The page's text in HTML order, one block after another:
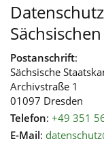
Postanschrift:
Sächsische
Archivstraße 1
01097 Dresden
Telefon: +49 351
E-Mail: